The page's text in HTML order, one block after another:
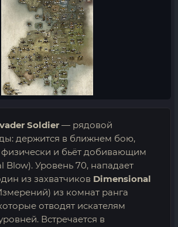
Soldier — рядовой
держится в ближнем бою,
физически и бьёт добивающим
Blow). Уровень 70, нападает
из захватчиков Dimensional
из комнат ранга
отводят искателям
Встречается в